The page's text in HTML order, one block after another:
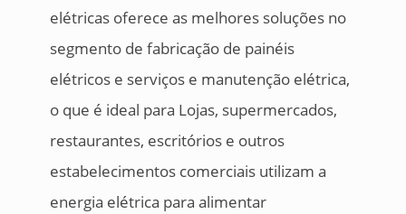
elétricas oferece as melhores soluções no
segmento de fabricação de painéis
elétricos e serviços e manutenção elétrica,
o que é ideal para Lojas, supermercados,
restaurantes, escritórios e outros
estabelecimentos comerciais utilizam a
energia elétrica para alimentar